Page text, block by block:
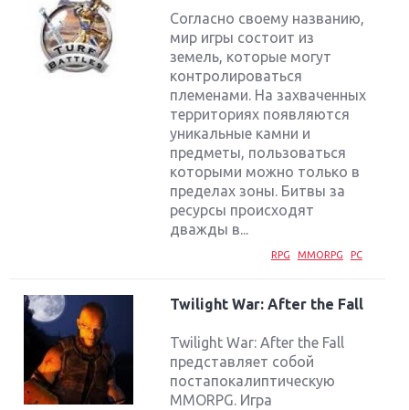
Согласно своему названию,
мир игры состоит из
земель, которые могут
контролироваться
племенами. На захваченных
территориях появляются
уникальные камни и
предметы, пользоваться
которыми можно только в
пределах зоны. Битвы за
ресурсы происходят
дважды в...
RPG MMORPG PC
Twilight War: After the Fall
Twilight War: After the Fall
представляет собой
постапокалиптическую
MMORPG. Игра